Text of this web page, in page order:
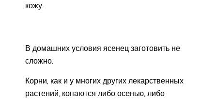
кожу.
В домашних условия ясенец заготовить не
сложно:
Корни, как и у многих других лекарственных
растений, копаются либо осенью, либо